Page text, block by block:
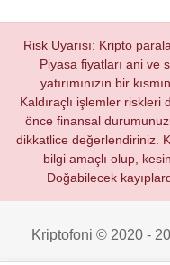
Risk Uyarısı: Kripto
Piyasa fiyatları ani ve
yatırımınızın bir
Kaldıraçlı işlemler riskleri
önce finansal
dikkatlice değerlendiriniz.
bilgi amaçlı olup,
Doğabilecek
Kriptofoni © 2020 -